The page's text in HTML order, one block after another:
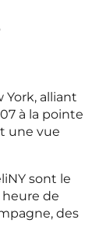
York, alliant
à la pointe
une vue
sont le
de
des